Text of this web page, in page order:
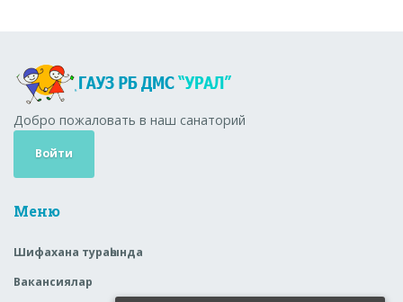
Добро пожаловать в наш санаторий
Войти
Меню
Шифахана тураһында
Вакансиялар